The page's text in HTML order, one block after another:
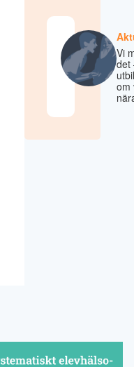
Vi
det
om